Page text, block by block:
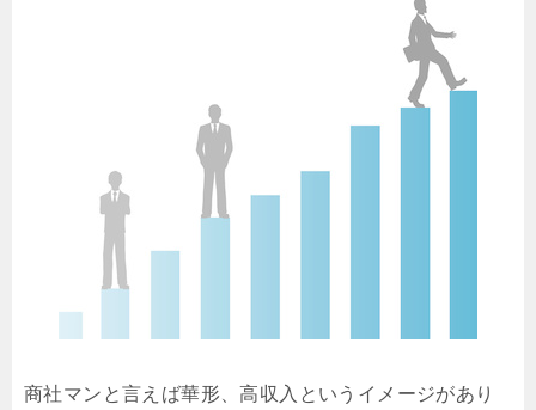
商社マンと言えば華形、高収入というイメージがあり